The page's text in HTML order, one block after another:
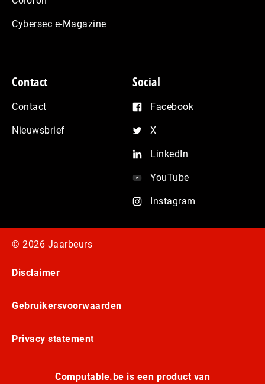
Cybersec e-Magazine
Contact
Contact
Nieuwsbrief
Social
Facebook
X
LinkedIn
YouTube
Instagram
© 2026 Jaarbeurs
Disclaimer
Gebruikersvoorwaarden
Privacy statement
Computable.be is een product van